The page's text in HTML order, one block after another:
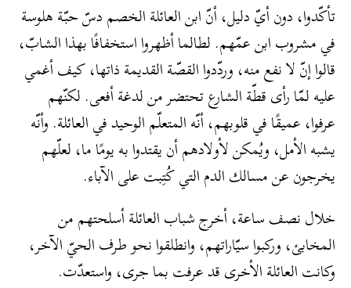
تأكّدوا، دون أيّ دليل، أنّ ابن العائلة الخصم دسّ حبّة هلوسة
في مشروب ابن عمّهم. لطالما أظهروا استخفافًا بهذا الشابّ،
قالوا إنّ لا نفع منه، وردّدوا القصّة القديمة ذاتها، كيف أغمي
عليه لمّا رأى قطّة الشارع تحتضر من لدغة أفعى. لكنّهم
عرفوا، عميقًا في قلوبهم، أنّه المتعلّم الوحيد في العائلة. وأنّه
يشبه الأمل، ويُمكن لأولادهم أن يقتدوا به يومًا ما، لعلّهم
يخرجون عن مسالك الدم التي كُتِبت على الآباء.
خلال نصف ساعة، أخرج شباب العائلة أسلحتهم من
المخابئ، وركبوا سيّاراتهم، وانطلقوا نحو طرف الحيّ الآخر،
وكانت العائلة الأخرى قد عرفت بما جرى، واستعدّت.